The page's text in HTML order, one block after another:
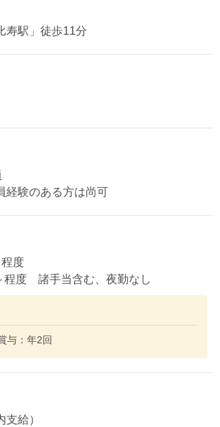
寿駅」徒歩11分
経験のある方は尚可
度
程度 諸手当含む、夜勤なし
与：年2回
給）